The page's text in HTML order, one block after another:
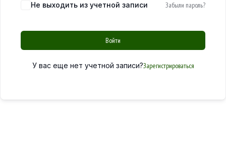
Не выходить из учетной записи Забыли пароль?
Войти
У вас еще нет учетной записи?Зарегистрироваться